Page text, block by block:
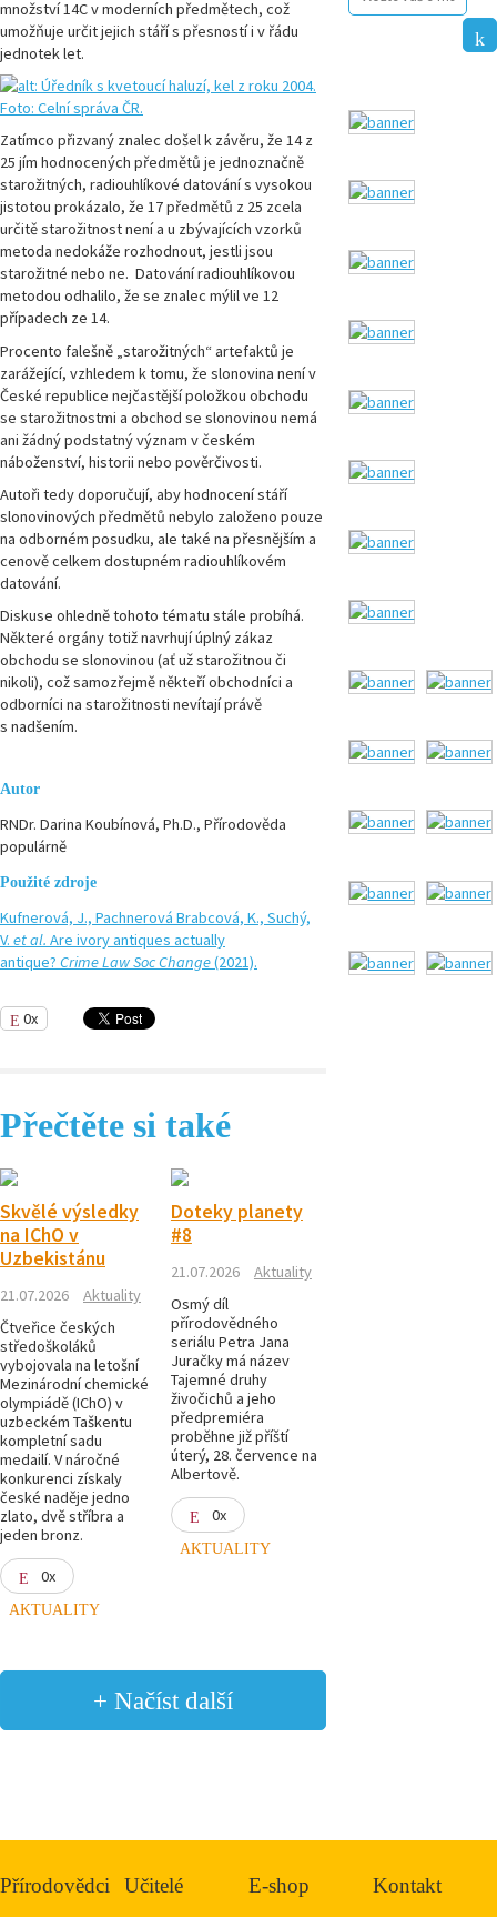
množství14C v moderních předmětech, což
umožňuje určit jejich stáří s přesností i v řádu
jednotek let.
Zatímco přizvaný znalec došel k závěru, že 14 z
25 jím hodnocených předmětů je jednoznačně
starožitných, radiouhlíkové datování s vysokou
jistotou prokázalo, že 17 předmětů z 25 zcela
určitě starožitnost není a u zbývajících vzorků
metoda nedokáže rozhodnout, jestli jsou
starožitné nebo ne. Datování radiouhlíkovou
metodou odhalilo, že se znalec mýlil ve 12
případech ze 14.
Procento falešně „starožitných“ artefaktů je
zarážející, vzhledem k tomu, že slonovina není v
České republice nejčastější položkou obchodu
se starožitnostmi a obchod se slonovinou nemá
ani žádný podstatný význam v českém
náboženství, historii nebo pověrčivosti.
Autoři tedy doporučují, aby hodnocení stáří
slonovinových předmětů nebylo založeno pouze
na odborném posudku, ale také na přesnějším a
cenově celkem dostupném radiouhlíkovém
datování.
Diskuse ohledně tohoto tématu stále probíhá.
Některé orgány totiž navrhují úplný zákaz
obchodu se slonovinou (ať už starožitnou či
nikoli), což samozřejmě někteří obchodníci a
odborníci na starožitnosti nevítají právě
s nadšením.
Autor
RNDr. Darina Koubínová, Ph.D., Přírodověda
populárně
Použité zdroje
Kufnerová, J., Pachnerová Brabcová, K., Suchý,
V. et al. Are ivory antiques actually
antique? Crime LawSoc Change(2021).
0x
Přečtěte si také
Skvělé výsledky
na IChO v
Uzbekistánu
21.07.2026
Aktuality
Čtveřice českých
středoškoláků
vybojovala na letošní
Mezinárodní chemické
olympiádě (IChO) v
uzbeckém Taškentu
kompletní sadu
medailí. V náročné
konkurenci získaly
české naděje jedno
zlato, dvě stříbra a
jeden bronz.
0x
AKTUALITY
Doteky planety
#8
21.07.2026
Aktuality
Osmý díl
přírodovědného
seriálu Petra Jana
Juračky má název
Tajemné druhy
živočichů a jeho
předpremiéra
proběhne již příští
úterý, 28. července na
Albertově.
0x
AKTUALITY
+ Načíst další
Přírodovědci Učitelé E-shop Kontakt